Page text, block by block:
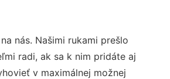
nás. Našimi rukami prešlo
radi, ak sa k nim pridáte aj
v maximálnej možnej